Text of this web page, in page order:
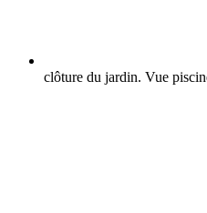
clôture du jardin. Vue